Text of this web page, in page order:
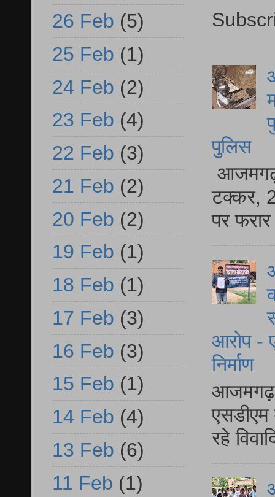
पुलिस
आजमगढ़
टक्कर,
पर
आरोप -
निर्माण
आजमगढ़
एसडीएम
रहे
26 Feb (5)
25 Feb (1)
24 Feb (2)
23 Feb (4)
22 Feb (3)
21 Feb (2)
20 Feb (2)
19 Feb (1)
18 Feb (1)
17 Feb (3)
16 Feb (3)
15 Feb (1)
14 Feb (4)
13 Feb (6)
11 Feb (1)